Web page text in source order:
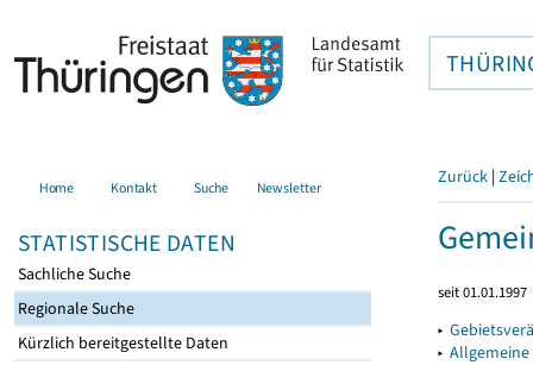
Home Kontakt Suche Newsletter
STATISTISCHE DATEN
Sachliche Suche
Regionale Suche
Kürzlich bereitgestellte Daten
Zurück |
seit 01.01.1997
▸
▸